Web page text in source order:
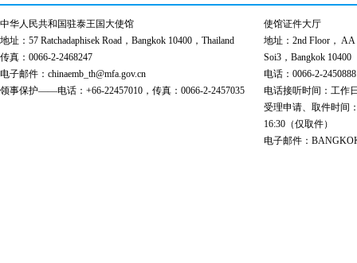
中华人民共和国驻泰王国大使馆
地址：57 Ratchadaphisek Road，Bangkok 10400，Thailand
传真：0066-2-2468247
电子邮件：chinaemb_th@mfa.gov.cn
领事保护——电话：+66-22457010，传真：0066-2-2457035
使馆证件大厅
地址：2nd Floor， AA
Soi3，Bangkok 10400
电话：0066-2-
电话接听时间：工作
受理申请、取件时间
16:30（仅取件）
电子邮件：